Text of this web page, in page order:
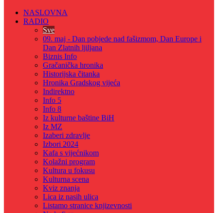
NASLOVNA
RADIO
Sve
09. maj - Dan pobjede nad fašizmom, Dan Europe i
Dan Zlatnih ljiljana
Biznis Info
Gračanička hronika
Historijska čitanka
Hronika Gradskog vijeća
Indirektno
Info 5
Info 8
Iz kulturne baštine BiH
Iz MZ
Izaberi zdravlje
Izbori 2024
Kafa s vijećnikom
Kolažni program
Kultura u fokusu
Kulturna scena
Kviz znanja
Lica iz nasih ulica
Listamo stranice knjizevnosti